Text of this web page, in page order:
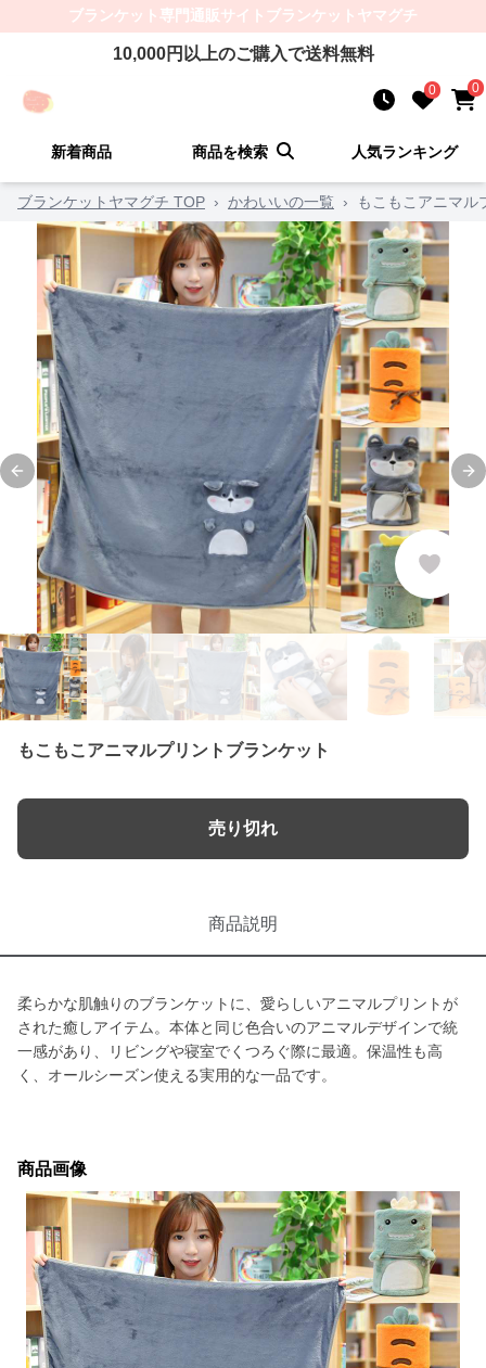
ブランケット 専門通販サイト ブランケットヤマグチ
10,000円以上のご購入で送料無料
0 0
新着商品 商品を検索 人気ランキング
ブランケットヤマグチ TOP › かわいいの一覧 › もこもこアニマル
Previous slide
もこもこアニマルプリントブランケット
売り切れ
商品説明
柔らかな肌触りのブランケットに、愛らしいアニマルプリントが
された癒しアイテム。本体と同じ色合いのアニマルデザインで統
一感があり、リビングや寝室でくつろぐ際に最適。保温性も高
く、オールシーズン使える実用的な一品です。
商品画像